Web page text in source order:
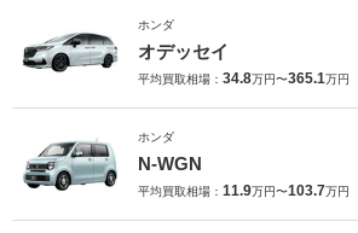
ホンダ
オデッセイ
平均買取相場： 34.8万円〜365.1万円
ホンダ
N-WGN
平均買取相場： 11.9万円〜103.7万円